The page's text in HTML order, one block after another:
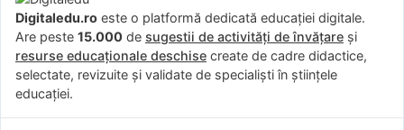
Digitaledu.ro este o platformă dedicată educației digitale.
Are peste 15.000 de sugestii de activități de învățare și
resurse educaționale deschise create de cadre didactice,
selectate, revizuite și validate de specialiști în științele
educației.